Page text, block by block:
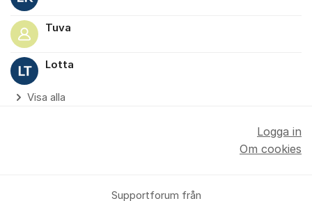
Tuva
Lotta
Visa alla
Supportforum från
Logga in
Om cookies